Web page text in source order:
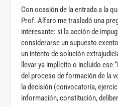
Con ocasión de la entrada a la
Prof. Alfaro me trasladó una
interesante: si la acción de
considerarse un supuesto
un intento de solución
llevar ya implícito o incluido ese
del proceso de formación de la
la decisión (convocatoria,
información, constitución,